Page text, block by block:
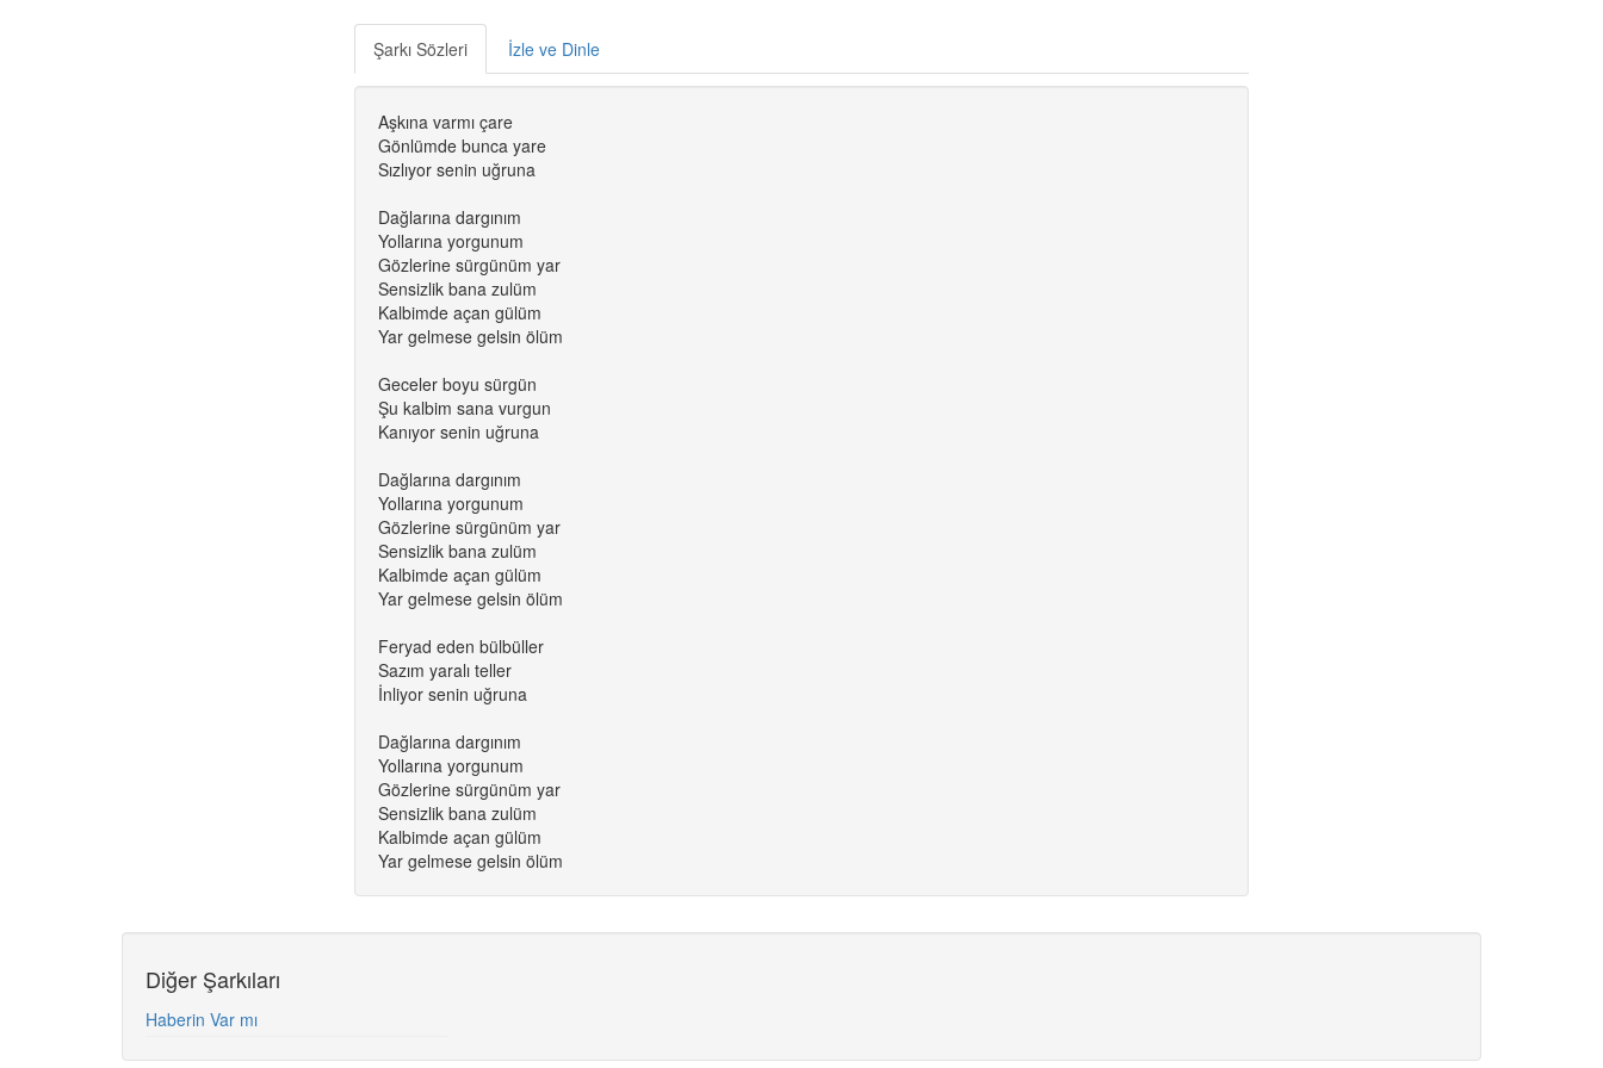
Şarkı Sözleri İzle ve Dinle
Aşkına varmı çare
Gönlümde bunca yare
Sızlıyor senin uğruna
Dağlarına dargınım
Yollarına yorgunum
Gözlerine sürgünüm yar
Sensizlik bana zulüm
Kalbimde açan gülüm
Yar gelmese gelsin ölüm
Geceler boyu sürgün
Şu kalbim sana vurgun
Kanıyor senin uğruna
Dağlarına dargınım
Yollarına yorgunum
Gözlerine sürgünüm yar
Sensizlik bana zulüm
Kalbimde açan gülüm
Yar gelmese gelsin ölüm
Feryad eden bülbüller
Sazım yaralı teller
İnliyor senin uğruna
Dağlarına dargınım
Yollarına yorgunum
Gözlerine sürgünüm yar
Sensizlik bana zulüm
Kalbimde açan gülüm
Yar gelmese gelsin ölüm
Diğer Şarkıları
Haberin Var mı